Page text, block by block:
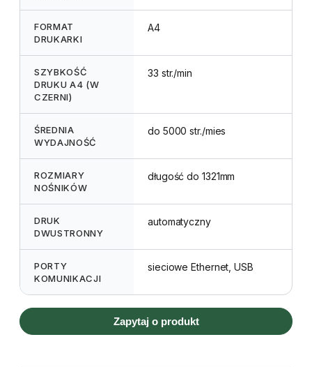
FORMAT
DRUKARKI
A4
SZYBKOŚĆ
DRUKU A4 (W
CZERNI)
33 str./min
ŚREDNIA
WYDAJNOŚĆ
do 5000 str./mies
ROZMIARY
NOŚNIKÓW
długość do 1321mm
DRUK
DWUSTRONNY
automatyczny
PORTY
KOMUNIKACJI
sieciowe Ethernet, USB
Zapytaj o produkt